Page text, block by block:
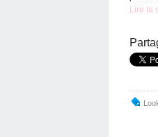
Lire la